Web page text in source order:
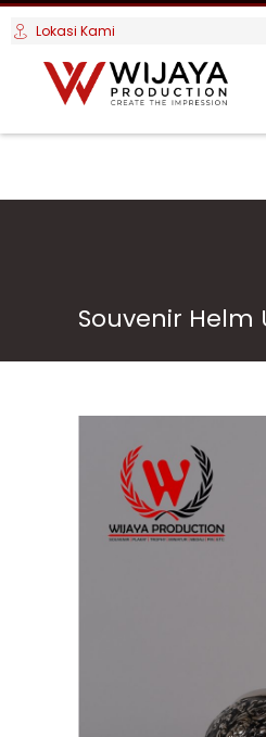
Lokasi Kami
Souvenir Helm